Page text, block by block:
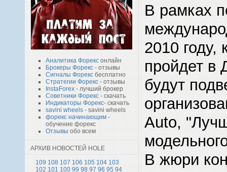
Аналитика Форекс онлайн
Брокеры Форекс - отзывы
Сигналы Форекс бесплатно
Стратегии Форекс - отзывы
InstaForex - лучший брокер
Советники Форекс - скачать
Индикаторы Форекс- скачать
savini wheels - savini wheels
форекс начинающим -
обучение форекс
Отзывы обо всем
АРХИВ НОВОСТЕЙ HOLE
109 108 107 106 105 104 103
102 101 100 99 98 97 96 95 94
В рамках
2010 году,
пройдет в
будут
Auto,
В жюри